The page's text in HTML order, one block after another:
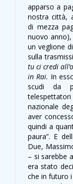
apparso a
nostra città,
di mezza
nuovo anno),
un veglione
sulla
tu ci credi
in Rai. In
scudi da
nazionale
aver
quindi a
paura”. E
Due,
– si sarebbe
era stato
che in futuro